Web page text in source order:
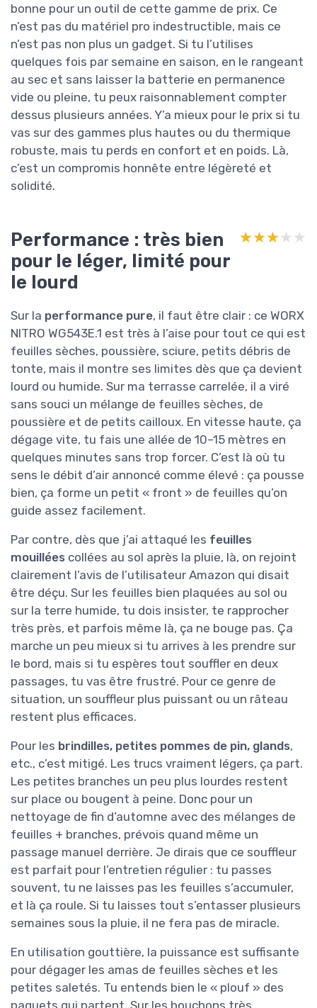
bonne pour un outil de cette gamme de prix. Ce
n’est pas du matériel pro indestructible, mais ce
n’est pas non plus un gadget. Si tu l’utilises
quelques fois par semaine en saison, en le rangeant
au sec et sans laisser la batterie en permanence
vide ou pleine, tu peux raisonnablement compter
dessus plusieurs années. Y’a mieux pour le prix si tu
vas sur des gammes plus hautes ou du thermique
robuste, mais tu perds en confort et en poids. Là,
c’est un compromis honnête entre légèreté et
solidité.
Performance : très bien
pour le léger, limité pour
le lourd
★★★★★
★★★★★
Sur la performance pure, il faut être clair : ce WORX
NITRO WG543E.1 est très à l’aise pour tout ce qui est
feuilles sèches, poussière, sciure, petits débris de
tonte, mais il montre ses limites dès que ça devient
lourd ou humide. Sur ma terrasse carrelée, il a viré
sans souci un mélange de feuilles sèches, de
poussière et de petits cailloux. En vitesse haute, ça
dégage vite, tu fais une allée de 10–15 mètres en
quelques minutes sans trop forcer. C’est là où tu
sens le débit d’air annoncé comme élevé : ça pousse
bien, ça forme un petit « front » de feuilles qu’on
guide assez facilement.
Par contre, dès que j’ai attaqué les feuilles
mouillées collées au sol après la pluie, là, on rejoint
clairement l’avis de l’utilisateur Amazon qui disait
être déçu. Sur les feuilles bien plaquées au sol ou
sur la terre humide, tu dois insister, te rapprocher
très près, et parfois même là, ça ne bouge pas. Ça
marche un peu mieux si tu arrives à les prendre sur
le bord, mais si tu espères tout souffler en deux
passages, tu vas être frustré. Pour ce genre de
situation, un souffleur plus puissant ou un râteau
restent plus efficaces.
Pour les brindilles, petites pommes de pin, glands,
etc., c’est mitigé. Les trucs vraiment légers, ça part.
Les petites branches un peu plus lourdes restent
sur place ou bougent à peine. Donc pour un
nettoyage de fin d’automne avec des mélanges de
feuilles + branches, prévois quand même un
passage manuel derrière. Je dirais que ce souffleur
est parfait pour l’entretien régulier : tu passes
souvent, tu ne laisses pas les feuilles s’accumuler,
et là ça roule. Si tu laisses tout s’entasser plusieurs
semaines sous la pluie, il ne fera pas de miracle.
En utilisation gouttière, la puissance est suffisante
pour dégager les amas de feuilles sèches et les
petites saletés. Tu entends bien le « plouf » des
paquets qui partent. Sur les bouchons très